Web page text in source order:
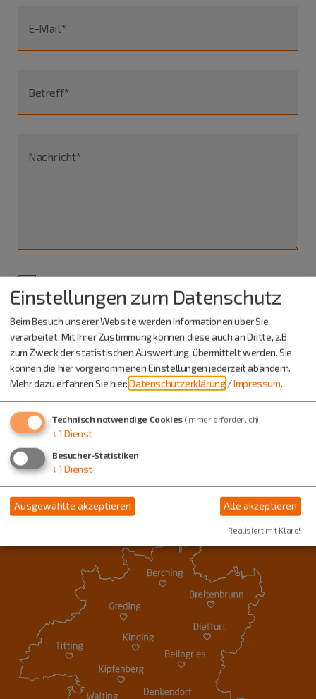
E-Mail*
Betreff*
Nachricht*
damit einverstanden.*
Absenden
*) Pflichtfeld
Eine Kopie dieser E-Mail wird an Ihre Adresse verschickt.
Einstellungen zum Datenschutz
Beim Besuch unserer Website werden Informationen über Sie
verarbeitet. Mit Ihrer Zustimmung können diese auch an Dritte, z.B.
zum Zweck der statistischen Auswertung, übermittelt werden. Sie
können die hier vorgenommenen Einstellungen jederzeit abändern.
Mehr dazu erfahren Sie hier:Datenschutzerklärung /Impressum.
Technisch notwendige Cookies (immer erforderlich)
↓ 1 Dienst
Besucher-Statistiken
↓ 1 Dienst
Ausgewählte akzeptieren Alle akzeptieren
Realisiert mit Klaro!